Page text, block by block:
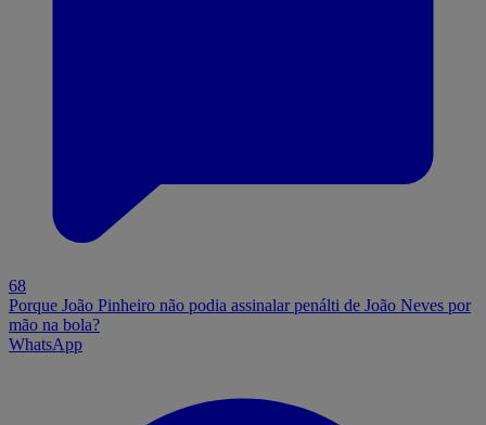
68
Porque João Pinheiro não podia assinalar penálti de João Neves por
mão na bola?
WhatsApp